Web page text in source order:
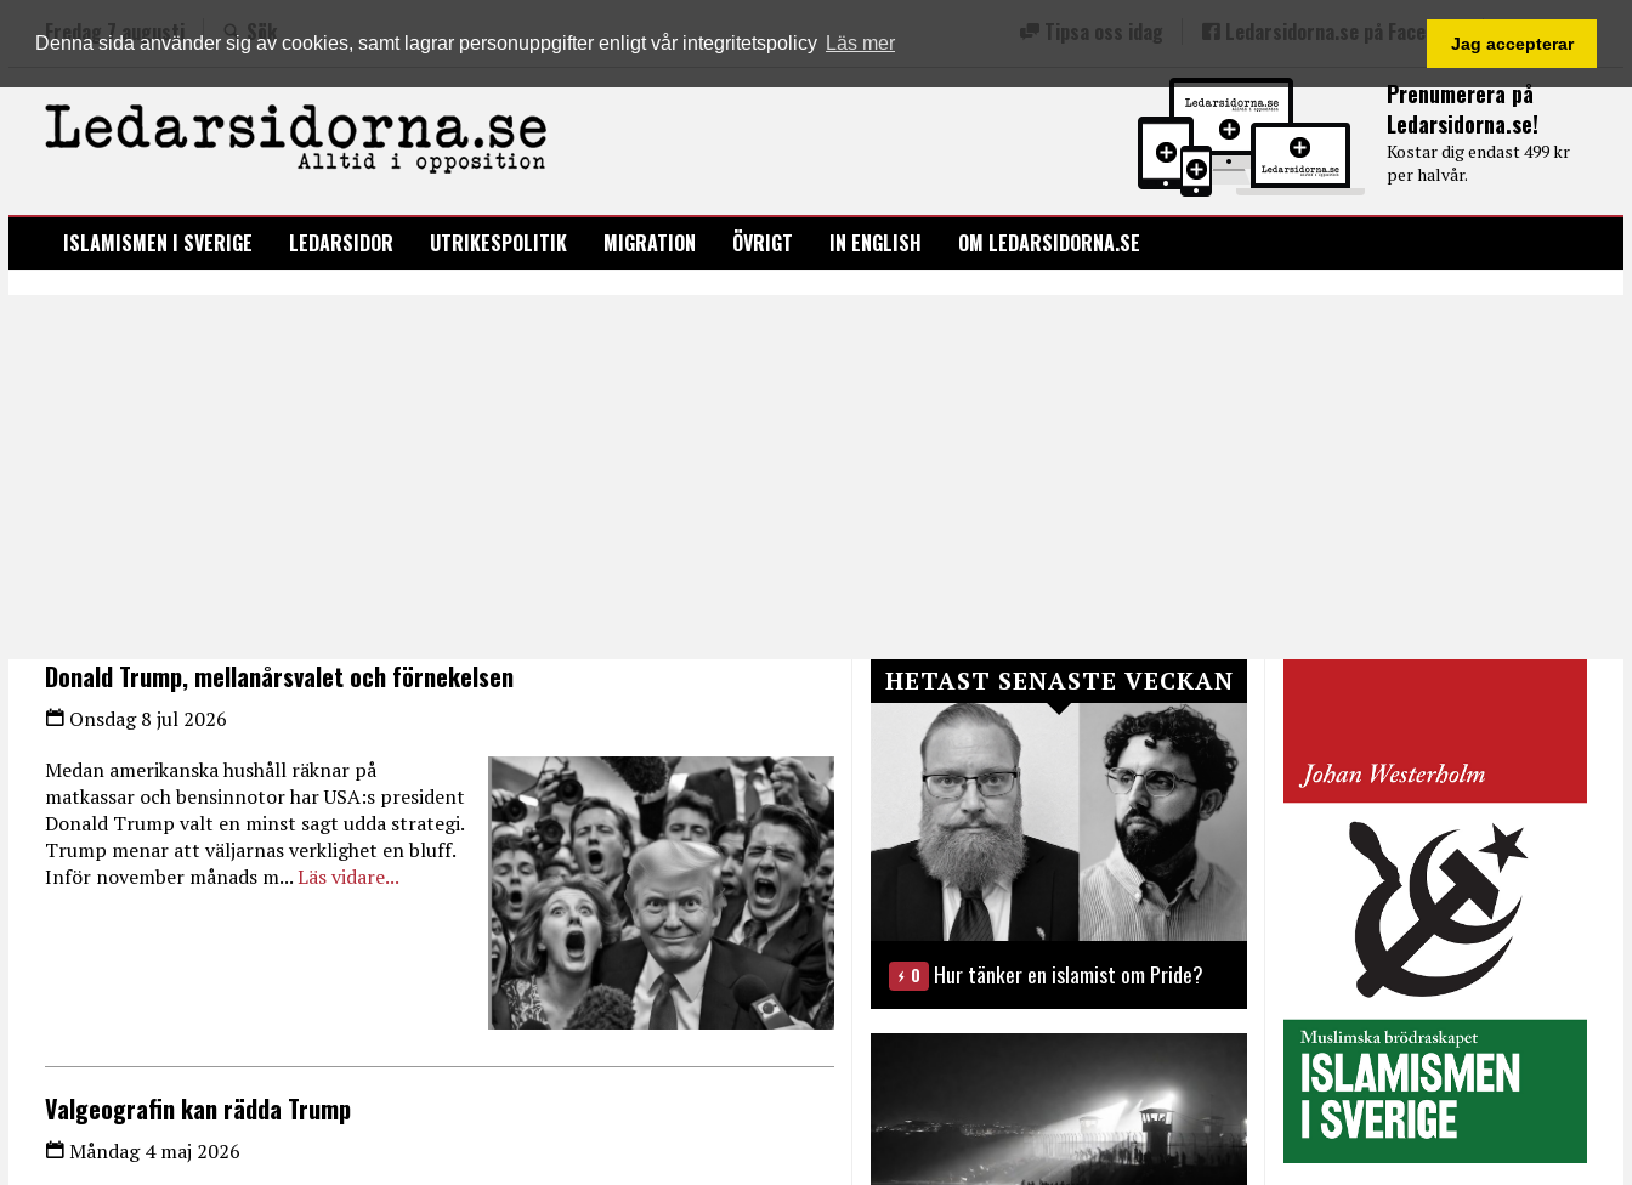
Denna sida använder sig av cookies, samt lagrar personuppgifter enligt vår integritetspolicy Läs mer Jag accepterar
Prenumerera på
Ledarsidorna.se!
Kostar dig endast 499 kr
per halvår.
Fredag 7 augusti Sök Tipsa oss idag Ledarsidorna.se på Facebook
LEDARSIDORNA.SE
ISLAMISMEN I SVERIGE LEDARSIDOR UTRIKESPOLITIK MIGRATION ÖVRIGT IN ENGLISH OM LEDARSIDORNA.SE
Donald Trump, mellanårsvalet och förnekelsen
Onsdag 8 jul 2026
Medan amerikanska hushåll räknar på
matkassar och bensinnotor har USA:s president
Donald Trump valt en minst sagt udda strategi.
Trump menar att väljarnas verklighet en bluff.
Inför november månads m...Läs vidare...
Valgeografin kan rädda Trump
Måndag 4 maj 2026
HETAST SENASTE VECKAN
0 Hur tänker en islamist om Pride?